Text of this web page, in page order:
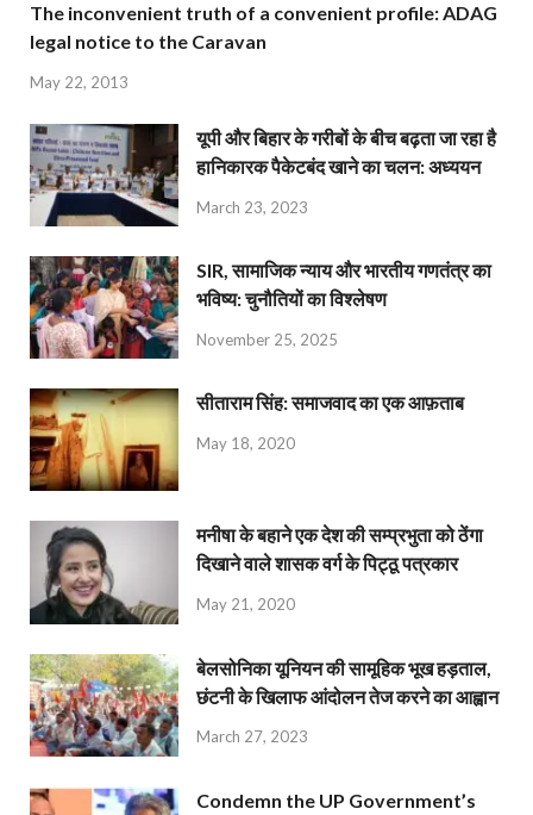
The inconvenient truth of a convenient profile: ADAG
legal notice to the Caravan
May 22, 2013
यूपी और बिहार के गरीबों के बीच बढ़ता जा रहा है
हानिकारक पैकेटबंद खाने का चलन: अध्ययन
March 23, 2023
SIR, सामाजिक न्याय और भारतीय गणतंत्र का
भविष्य: चुनौतियों का विश्लेषण
November 25, 2025
सीताराम सिंह: समाजवाद का एक आफ़ताब
May 18, 2020
मनीषा के बहाने एक देश की सम्प्रभुता को ठेंगा
दिखाने वाले शासक वर्ग के पिट्ठू पत्रकार
May 21, 2020
बेलसोनिका यूनियन की सामूहिक भूख हड़ताल,
छंटनी के खिलाफ आंदोलन तेज करने का आह्वान
March 27, 2023
Condemn the UP Government’s